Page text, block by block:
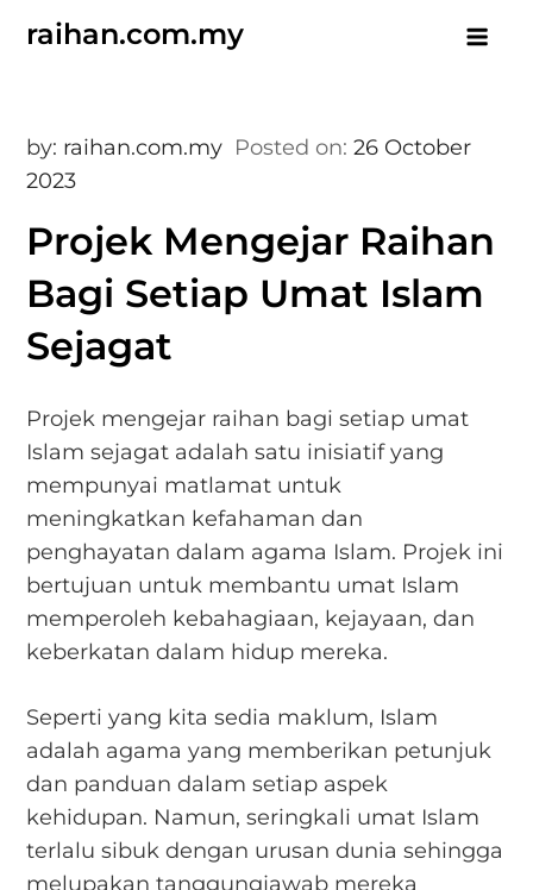
raihan.com.my
by: raihan.com.my Posted on:26 October
2023
Projek Mengejar Raihan
Bagi Setiap Umat Islam
Sejagat
Projek mengejar raihan bagi setiap umat
Islam sejagat adalah satu inisiatif yang
mempunyai matlamat untuk
meningkatkan kefahaman dan
penghayatan dalam agama Islam. Projek ini
bertujuan untuk membantu umat Islam
memperoleh kebahagiaan, kejayaan, dan
keberkatan dalam hidup mereka.
Seperti yang kita sedia maklum, Islam
adalah agama yang memberikan petunjuk
dan panduan dalam setiap aspek
kehidupan. Namun, seringkali umat Islam
terlalu sibuk dengan urusan dunia sehingga
melupakan tanggungjawab mereka